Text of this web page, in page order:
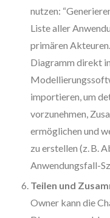
nutzen:
Liste aller
primären
Diagramm direkt
importieren, um
vorzunehmen,
ermöglichen und
zu erstellen (z. B.
Anwendungsfall-
Teilen und
Owner kann die